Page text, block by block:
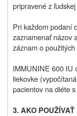
pripravené z ľudskej
Pri každom podaní
zaznamenať názov
záznam o
IMMUNINE 600 IU
liekovke
pacientov na diéte
3.AKO